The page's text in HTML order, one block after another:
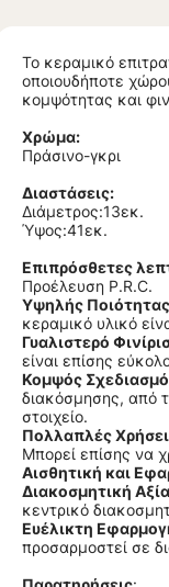
Το κεραμικό
οποιουδήποτε
κομψότητας και
Χρώμα:
Πράσινο-γκρι
Διαστάσεις:
Διάμετρος:13εκ.
Ύψος:41εκ.
Επιπρόσθετες
Προέλευση P.R.C.
Υψηλής
κεραμικό υλικό
Γυαλιστερό
είναι επίσης
Κομψός
διακόσμησης, από
στοιχείο.
Πολλαπλές
Μπορεί επίσης να
Αισθητική και
Διακοσμητική
κεντρικό
Ευέλικτη
προσαρμοστεί σε